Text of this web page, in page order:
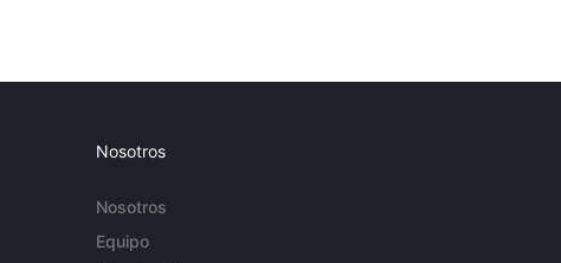
Nosotros
Nosotros
Equipo